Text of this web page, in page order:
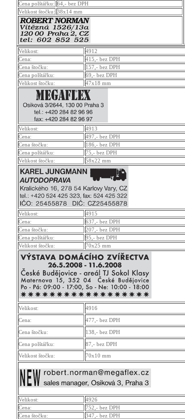
Cena polštářku: 64,- bez DPH
Velikost štočku: 38x14 mm
Velikost:
4912
Cena:
415,- bez DPH
Cena štočku:
157,- bez DPH
Cena polštářku:
69,- bez DPH
Velikost štočku:
47x18 mm
Velikost:
4913
Cena:
497,- bez DPH
Cena štočku:
186,- bez DPH
Cena polštářku:
75,- bez DPH
Velikost štočku:
58x22 mm
Velikost:
4915
Cena:
637,- bez DPH
Cena štočku:
207,- bez DPH
Cena polštářku:
95,- bez DPH
Velikost štočku:
70x25 mm
Velikost:
4916
Cena:
477,- bez DPH
Cena štočku:
138,- bez DPH
Cena polštářku:
87,- bez DPH
Velikost štočku:
70x10 mm
Velikost:
4926
Cena:
752,- bez DPH
Cena štočku:
347,- bez DPH